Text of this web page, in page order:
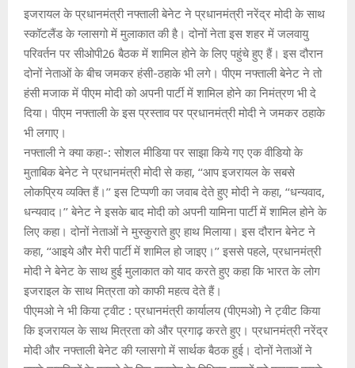
इजरायल के प्रधानमंत्री नफ्ताली बेनेट ने प्रधानमंत्री नरेंद्र मोदी के साथ
स्कॉटलैंड के ग्लासगो में मुलाकात की है। दोनों नेता इस शहर में जलवायु
परिवर्तन पर सीओपी26 बैठक में शामिल होने के लिए पहुंचे हुए हैं। इस दौरान
दोनों नेताओं के बीच जमकर हंसी-ठहाके भी लगे। पीएम नफ्ताली बेनेट ने तो
हंसी मजाक में पीएम मोदी को अपनी पार्टी में शामिल होने का निमंत्रण भी दे
दिया। पीएम नफ्ताली के इस प्रस्ताव पर प्रधानमंत्री मोदी ने जमकर ठहाके
भी लगाए।
नफ्ताली ने क्या कहा-: सोशल मीडिया पर साझा किये गए एक वीडियो के
मुताबिक बेनेट ने प्रधानमंत्री मोदी से कहा, ‘‘आप इजरायल के सबसे
लोकप्रिय व्यक्ति हैं।’’ इस टिप्पणी का जवाब देते हुए मोदी ने कहा, ‘‘धन्यवाद,
धन्यवाद।’’ बेनेट ने इसके बाद मोदी को अपनी यामिना पार्टी में शामिल होने के
लिए कहा। दोनों नेताओं ने मुस्कुराते हुए हाथ मिलाया। इस दौरान बेनेट ने
कहा, ‘‘आइये और मेरी पार्टी में शामिल हो जाइए।’’ इससे पहले, प्रधानमंत्री
मोदी ने बेनेट के साथ हुई मुलाकात को याद करते हुए कहा कि भारत के लोग
इजराइल के साथ मित्रता को काफी महत्व देते हैं।
पीएमओ ने भी किया ट्वीट : प्रधानमंत्री कार्यालय (पीएमओ) ने ट्वीट किया
कि इजरायल के साथ मित्रता को और प्रगाढ़ करते हुए। प्रधानमंत्री नरेंद्र
मोदी और नफ्ताली बेनेट की ग्लासगो में सार्थक बैठक हुई। दोनों नेताओं ने